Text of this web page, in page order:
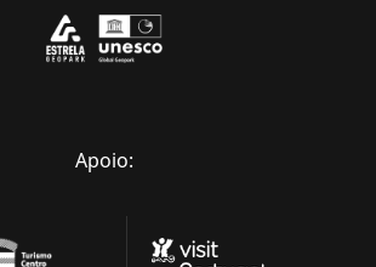
Apoio: